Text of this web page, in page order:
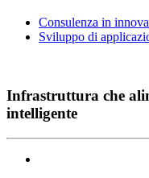
Consulenza in
Sviluppo di
Infrastruttura che
intelligente